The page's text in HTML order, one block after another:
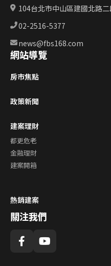
104台北市中山區建國北路
02-2516-5377
news@fbs168.com
網站導覽
房市焦點
政策新聞
建案理財
都更危老
金融理財
建案開箱
熱銷建案
關注我們